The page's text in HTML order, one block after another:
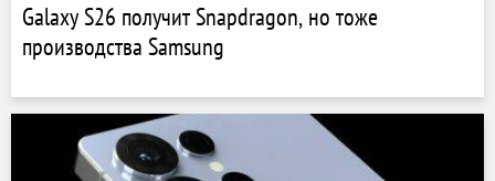
Galaxy S26 получит Snapdragon, но тоже
производства Samsung